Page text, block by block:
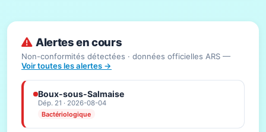
Alertes en cours
Non-conformités détectées · données officielles ARS —
Voir toutes les alertes →
Boux-sous-Salmaise
Dép. 21 · 2026-08-04
Bactériologique